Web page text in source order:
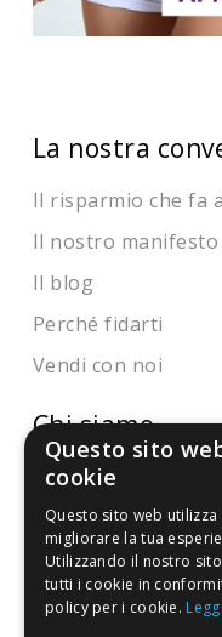
La nostra
Il risparmio che fa
Il nostro manifesto
Il blog
Perché fidarti
Vendi con noi
Chi siamo
Chi Siamo
Sostegno e
Servizio clienti
Questo sito
cookie
Questo sito web
migliorare la tua
Utilizzando il nostro
tutti i cookie in
policy per i cookie.